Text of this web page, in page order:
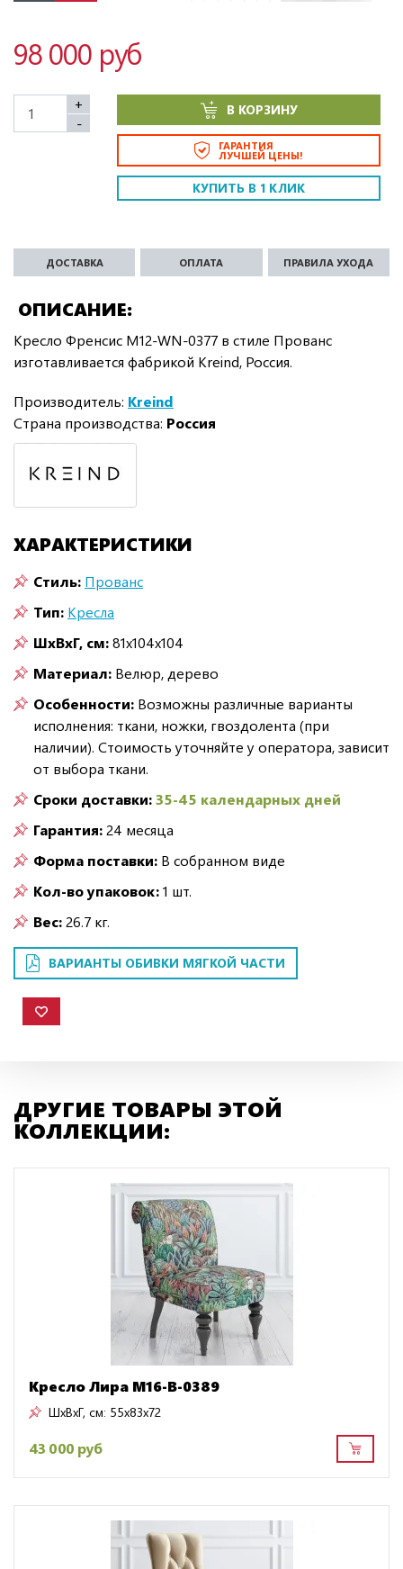
98 000 руб
+
-
В КОРЗИНУ
ГАРАНТИЯ
ЛУЧШЕЙ ЦЕНЫ!
КУПИТЬ В 1 КЛИК
ОПИСАНИЕ
ДОСТАВКА ОПЛАТА ПРАВИЛА УХОДА
Кресло Френсис M12-WN-0377 в стиле Прованс
изготавливается фабрикой Kreind, Россия.
Производитель: Kreind
Страна производства: Россия
ХАРАКТЕРИСТИКИ
Стиль: Прованс
Тип: Кресла
ШxВxГ, см:81x104x104
Материал: Велюр, дерево
Особенности: Возможны различные варианты
исполнения: ткани, ножки, гвоздолента (при
наличии). Стоимость уточняйте у оператора, зависит
от выбора ткани.
Сроки доставки:35-45 календарных дней
Гарантия:24 месяца
Форма поставки: В собранном виде
Кол-во упаковок:1 шт.
Вес:26.7 кг.
ВАРИАНТЫ ОБИВКИ МЯГКОЙ ЧАСТИ
ДРУГИЕ ТОВАРЫ ЭТОЙ
КОЛЛЕКЦИИ:
Кресло Лира M16-B-0389
ШxВxГ, см: 55x83x72
43 000 руб